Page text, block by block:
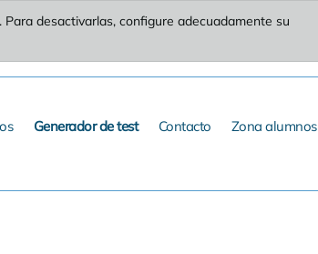
. Para desactivarlas, configure adecuadamente su
Generador de test Contacto Zona alumnos